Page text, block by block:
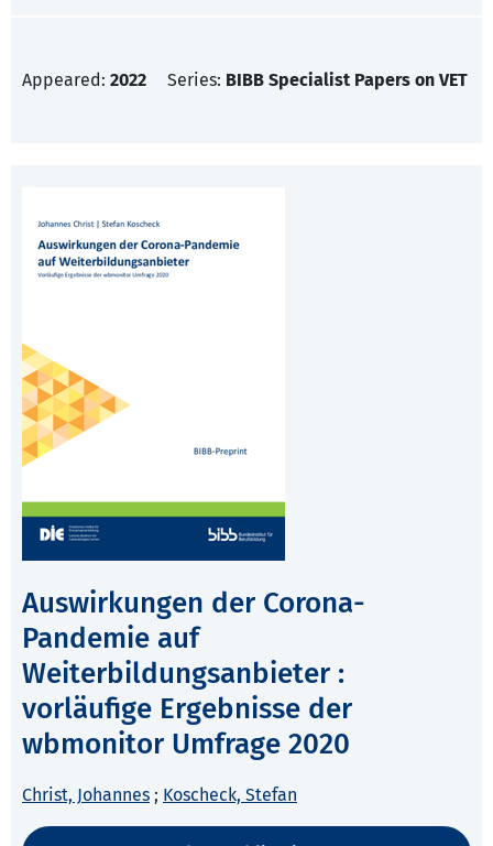
Appeared: 2022 Series: BIBB Specialist Papers on VET
Auswirkungen der Corona-
Pandemie auf
Weiterbildungsanbieter :
vorläufige Ergebnisse der
wbmonitor Umfrage 2020
Christ, Johannes ; Koscheck, Stefan